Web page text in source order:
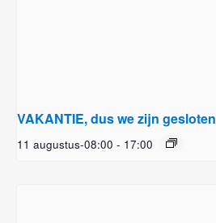
VAKANTIE, dus we zijn gesloten
11 augustus-08:00 - 17:00